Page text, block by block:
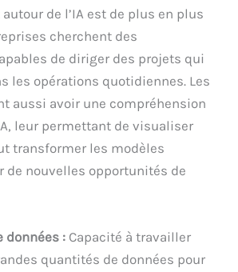
de l’IA est de plus en plus
cherchent des
de diriger des projets qui
les opérations quotidiennes. Les
aussi avoir une compréhension
leur permettant de visualiser
transformer les modèles
de nouvelles opportunités de
données : Capacité à travailler
quantités de données pour